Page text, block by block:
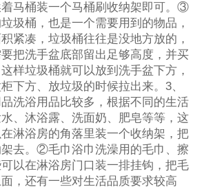
马桶装一个马桶刷收纳架即可。③
圾桶，也是一个需要用到的物品，
紧凑，垃圾桶往往是没地方放的，
把洗手盆底部留出足够高度，并买
样垃圾桶就可以放到洗手盆下方，
下方、放垃圾的时候拉出来。3、
洗浴用品比较多，根据不同的生活
、沐浴露、洗面奶、肥皂等等，这
淋浴房的角落里装一个收纳架，把
去。②毛巾浴巾洗澡用的毛巾、擦
以在淋浴房门口装一排挂钩，把毛
，还有一些对生活品质要求较高